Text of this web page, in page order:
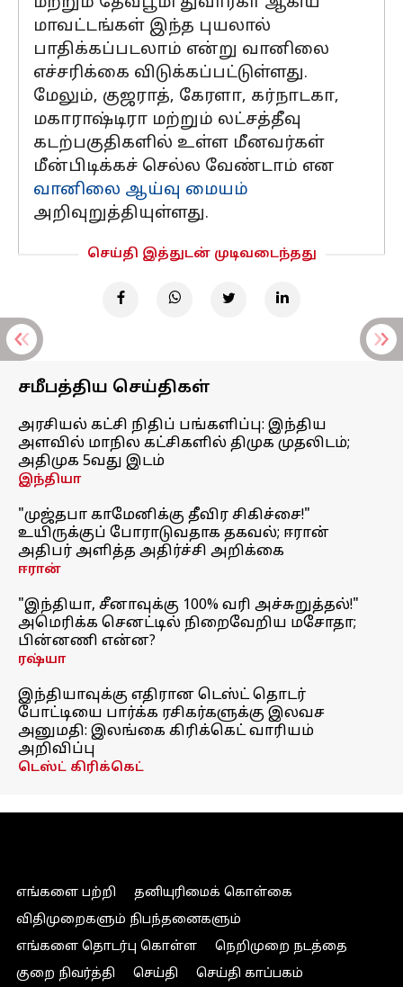
மாவட்டங்கள் இந்த புயலால்
பாதிக்கப்படலாம் என்று வானிலை
எச்சரிக்கை விடுக்கப்பட்டுள்ளது.
மேலும், குஜராத், கேரளா, கர்நாடகா,
மகாராஷ்டிரா மற்றும் லட்சத்தீவு
கடற்பகுதிகளில் உள்ள மீனவர்கள்
மீன்பிடிக்கச் செல்ல வேண்டாம் என
வானிலை ஆய்வு மையம்
அறிவுறுத்தியுள்ளது.
செய்தி இத்துடன் முடிவடைந்தது
சமீபத்திய செய்திகள்
அரசியல் கட்சி நிதிப் பங்களிப்பு: இந்திய
அளவில் மாநில கட்சிகளில் திமுக முதலிடம்;
அதிமுக 5வது இடம்
இந்தியா
"முஜ்தபா காமேனிக்கு தீவிர சிகிச்சை!"
உயிருக்குப் போராடுவதாக தகவல்; ஈரான்
அதிபர் அளித்த அதிர்ச்சி அறிக்கை
ஈரான்
"இந்தியா, சீனாவுக்கு 100% வரி அச்சுறுத்தல்!"
அமெரிக்க செனட்டில் நிறைவேறிய மசோதா;
பின்னணி என்ன?
ரஷ்யா
இந்தியாவுக்கு எதிரான டெஸ்ட் தொடர்
போட்டியை பார்க்க ரசிகர்களுக்கு இலவச
அனுமதி: இலங்கை கிரிக்கெட் வாரியம்
அறிவிப்பு
டெஸ்ட் கிரிக்கெட்
எங்களை பற்றி
தனியுரிமைக் கொள்கை
விதிமுறைகளும் நிபந்தனைகளும்
எங்களை தொடர்பு கொள்ள
நெறிமுறை நடத்தை
குறை நிவர்த்தி
செய்தி செய்தி காப்பகம்